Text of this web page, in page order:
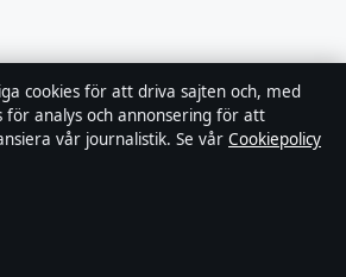
cookies för att driva sajten och, med
för analys och annonsering för att
vår journalistik. Se vår Cookiepolicy